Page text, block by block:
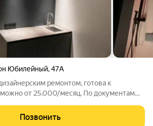
Юбилейный,47А
ремонтом, готова к
25.000/месяц. По документам
Позвонить